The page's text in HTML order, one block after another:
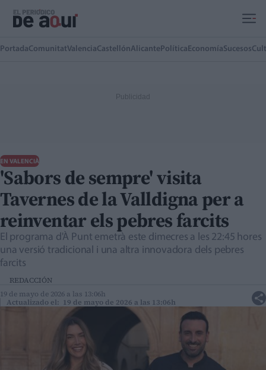
PortadaComunitatValenciaCastellónAlicante Política EconomíaSucesos
EN VALENCIÀ
'Sabors de sempre' visita
Tavernes de la Valldigna per a
reinventar els pebres farcits
El programa d'À Punt emetrà este dimecres a les 22:45 hores
una versió tradicional i una altra innovadora dels pebres
farcits
REDACCIÓN
19 de mayo de 2026 a las 13:06h
Actualizado el: 19 de mayo de 2026 a las 13:06h